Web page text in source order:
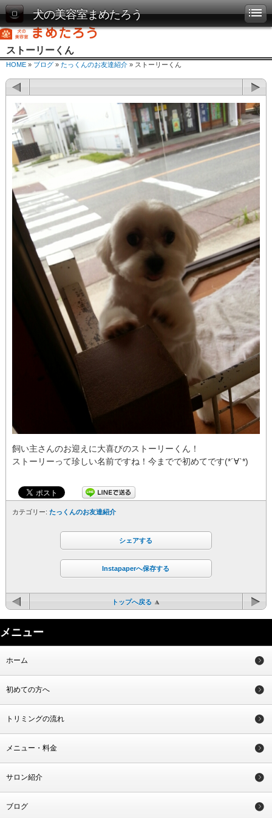
犬の美容室まめたろう
ストーリーくん
HOME » ブログ » たっくんのお友達紹介 » ストーリーくん
飼い主さんのお迎えに大喜びのストーリーくん！
ストーリーって珍しい名前ですね！今までで初めてです(*´∀`*)
カテゴリー: たっくんのお友達紹介
シェアする
Instapaperへ保存する
トップへ戻る
メニュー
ホーム
初めての方へ
トリミングの流れ
メニュー・料金
サロン紹介
ブログ